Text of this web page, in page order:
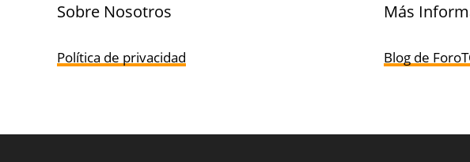
Sobre Nosotros
Política de privacidad
Más
Blog de